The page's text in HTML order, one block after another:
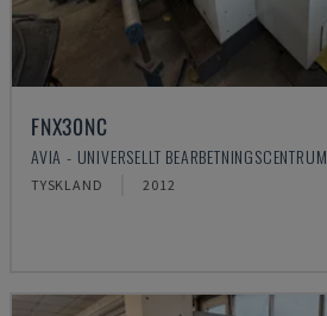
FNX30NC
AVIA - UNIVERSELLT BEARBETNINGSCENTRUM
TYSKLAND 2012